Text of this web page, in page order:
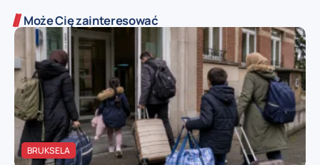
Może Cię zainteresować
BRUKSELA